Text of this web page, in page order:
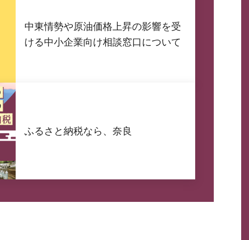
中東情勢や原油価格上昇の影響を受
ける中小企業向け相談窓口について
ふるさと納税なら、奈良